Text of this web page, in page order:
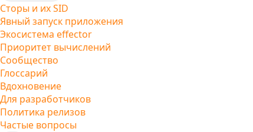
Сторы и их SID
Явный запуск приложения
Экосистема effector
Приоритет вычислений
Сообщество
Глоссарий
Вдохновение
Для разработчиков
Политика релизов
Частые вопросы